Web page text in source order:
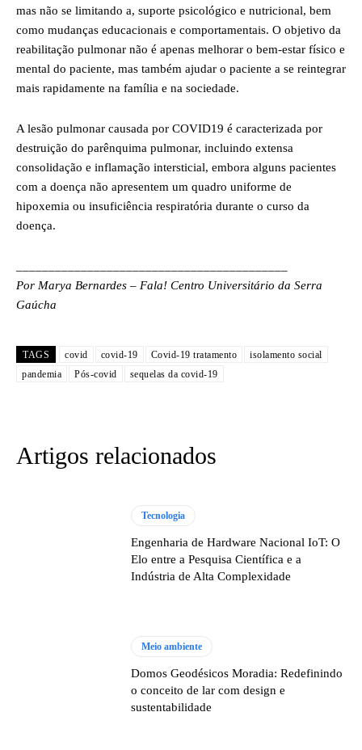
mas não se limitando a, suporte psicológico e nutricional, bem
como mudanças educacionais e comportamentais. O objetivo da
reabilitação pulmonar não é apenas melhorar o bem-estar físico e
mental do paciente, mas também ajudar o paciente a se reintegrar
mais rapidamente na família e na sociedade.
A lesão pulmonar causada por COVID19 é caracterizada por
destruição do parênquima pulmonar, incluindo extensa
consolidação e inflamação intersticial, embora alguns pacientes
com a doença não apresentem um quadro uniforme de
hipoxemia ou insuficiência respiratória durante o curso da
doença.
Por Marya Bernardes – Fala! Centro Universitário da Serra
Gaúcha
TAGS covid covid-19 Covid-19 tratamento
isolamento social
pandemia
Pós-covid sequelas da covid-19
Artigos relacionados
Tecnologia
Engenharia de Hardware Nacional IoT: O
Elo entre a Pesquisa Científica e a
Indústria de Alta Complexidade
Meio ambiente
Domos Geodésicos Moradia: Redefinindo
o conceito de lar com design e
sustentabilidade